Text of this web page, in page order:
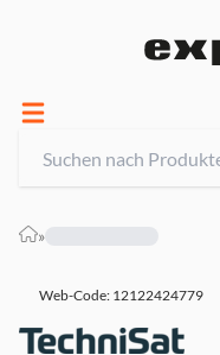
»
Web-Code: 12122424779